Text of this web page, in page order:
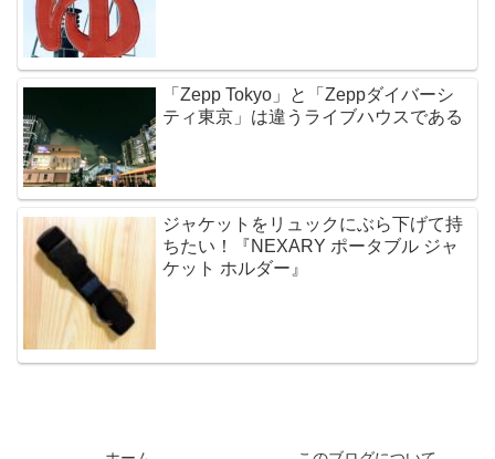
「Zepp Tokyo」と「Zeppダイバーシ
ティ東京」は違うライブハウスである
ジャケットをリュックにぶら下げて持
ちたい！『NEXARY ポータブル ジャ
ケット ホルダー』